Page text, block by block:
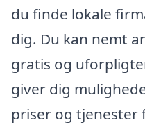
du finde lokale
dig. Du kan nemt
gratis og
giver dig
priser og tjenester